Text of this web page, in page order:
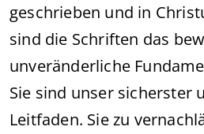
geschrieben und in
sind die Schriften das
unveränderliche
Sie sind unser sicherster
Leitfaden. Sie zu